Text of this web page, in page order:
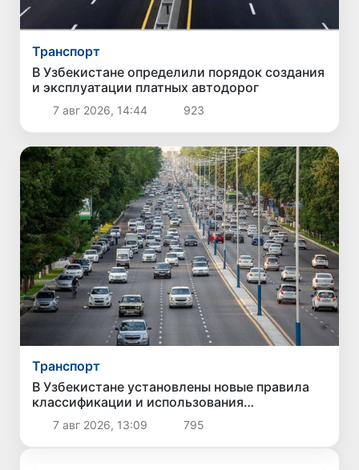
Транспорт
В Узбекистане определили порядок создания
и эксплуатации платных автодорог
7 авг 2026, 14:44 923
Транспорт
В Узбекистане установлены новые правила
классификации и использования
автомобильных дорог
7 авг 2026, 13:09 795